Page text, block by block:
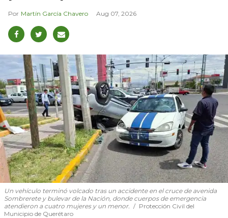
Martín García Chavero Aug 07, 2026
Un vehículo terminó volcado tras un accidente en el cruce de avenida
Sombrerete y bulevar de la Nación, donde cuerpos de emergencia
atendieron a cuatro mujeres y un menor.
Protección Civil del
Municipio de Querétaro